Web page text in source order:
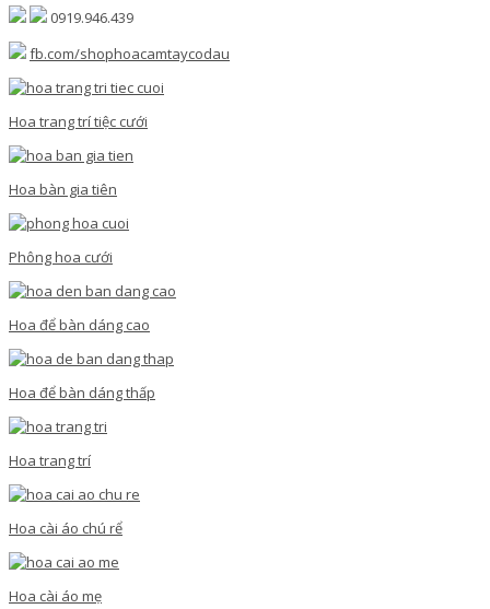
0919.946.439
fb.com/shophoacamtaycodau
Hoa trang trí tiệc cưới
Hoa bàn gia tiên
Phông hoa cưới
Hoa để bàn dáng cao
Hoa để bàn dáng thấp
Hoa trang trí
Hoa cài áo chú rể
Hoa cài áo mẹ